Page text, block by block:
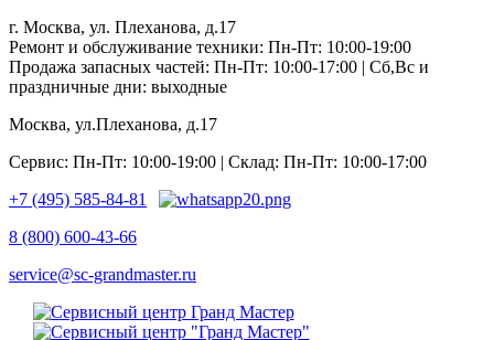
г. Москва, ул. Плеханова, д.17
Ремонт и обслуживание техники: Пн-Пт: 10:00-19:00
Продажа запасных частей: Пн-Пт: 10:00-17:00 | Сб,Вс и
праздничные дни: выходные
Москва, ул.Плеханова, д.17
Сервис: Пн-Пт: 10:00-19:00 | Склад: Пн-Пт: 10:00-17:00
+7 (495) 585-84-81
8 (800) 600-43-66
service@sc-grandmaster.ru